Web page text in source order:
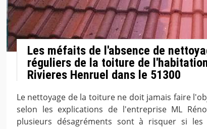
Les méfaits de l'absence de
réguliers de la toiture de
Rivieres Henruel dans le 51300
Le nettoyage de la toiture ne doit jamais faire
selon les explications de l'entreprise ML
plusieurs désagréments sont à risquer si